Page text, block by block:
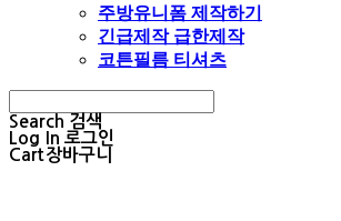
주방유니폼 제작하기
긴급제작 급한제작
코튼필름 티셔츠
Search 검색
Log In 로그인
Cart장바구니